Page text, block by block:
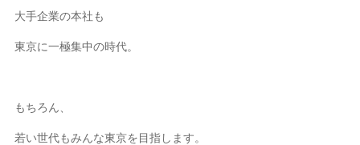
大手企業の本社も
東京に一極集中の時代。
もちろん、
若い世代もみんな東京を目指します。